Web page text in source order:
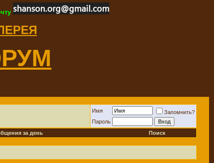
Имя
Запомнить?
Пароль
за день Поиск